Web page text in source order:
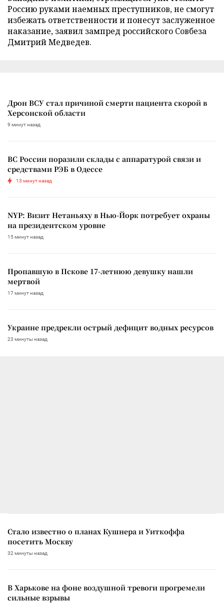
Россию руками наемных преступников, не смогут
избежать ответственности и понесут заслуженное
наказание, заявил зампред российского Совбеза
Дмитрий Медведев.
Дрон ВСУ стал причиной смерти пациента скорой в
Херсонской области
9 минут назад
ВС России поразили склады с аппаратурой связи и
средствами РЭБ в Одессе
13 минут назад
NYP: Визит Нетаньяху в Нью-Йорк потребует охраны
на президентском уровне
15 минут назад
Пропавшую в Пскове 17-летнюю девушку нашли
мертвой
17 минут назад
Украине предрекли острый дефицит водных ресурсов
23 минуты назад
Стало известно о планах Кушнера и Уиткоффа
посетить Москву
32 минуты назад
В Харькове на фоне воздушной тревоги прогремели
сильные взрывы